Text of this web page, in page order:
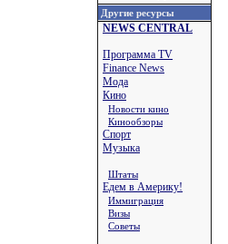
Другие ресурсы
NEWS CENTRAL
Программа TV
Finance News
Мода
Кино
Новости кино
Кинообзоры
Спорт
Музыка
Штаты
Едем в Америку!
Иммиграция
Визы
Советы